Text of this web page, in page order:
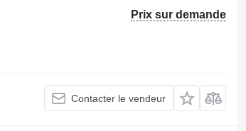
Prix sur demande
Contacter le vendeur